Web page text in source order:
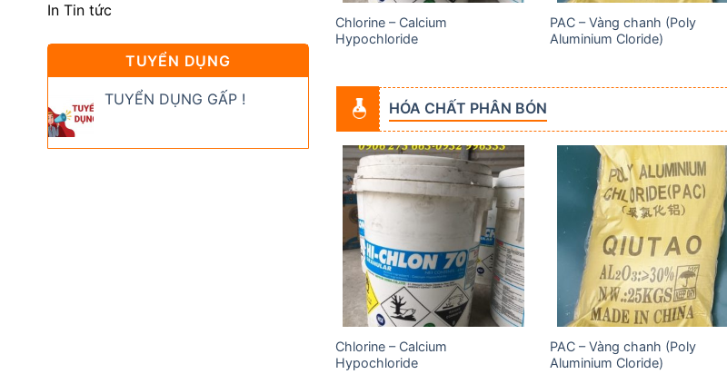
In Tin tức
TUYỂN DỤNG
TUYỂN DỤNG GẤP !
Chlorine – Calcium
Hypochloride
PAC – Vàng chanh (Poly
Aluminium Cloride)
HÓA CHẤT PHÂN BÓN
Add to
wishlist
Chlorine – Calcium
Hypochloride
Add to
wishlist
PAC – Vàng chanh (Poly
Aluminium Cloride)